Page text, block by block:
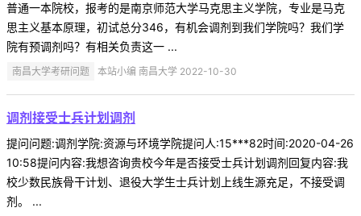
普通一本院校，报考的是南京师范大学马克思主义学院，专业是马克
思主义基本原理，初试总分346，有机会调剂到我们学院吗？我们学
院有预调剂吗？有相关负责这一 ...
南昌大学考研问题 本站小编 南昌大学 2022-10-30
调剂接受士兵计划调剂
提问问题:调剂学院:资源与环境学院提问人:15***82时间:2020-04-26
10:58提问内容:我想咨询贵校今年是否接受士兵计划调剂回复内容:我
校少数民族骨干计划、退役大学生士兵计划上线生源充足，不接受调
剂。 ...